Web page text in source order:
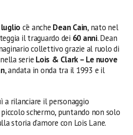
c’è anche Dean Cain, nato nel
il traguardo dei 60 anni. Dean
collettivo grazie al ruolo di
serie Lois & Clark – Le nuove
, andata in onda tra il 1993 e il
a rilanciare il personaggio
piccolo schermo, puntando non solo
storia d’amore con Lois Lane.